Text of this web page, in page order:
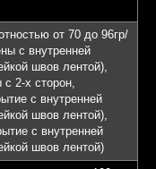
от 70 до 96гр/
с внутренней
швов лентой),
с 2-х сторон,
с внутренней
швов лентой),
с внутренней
швов лентой)